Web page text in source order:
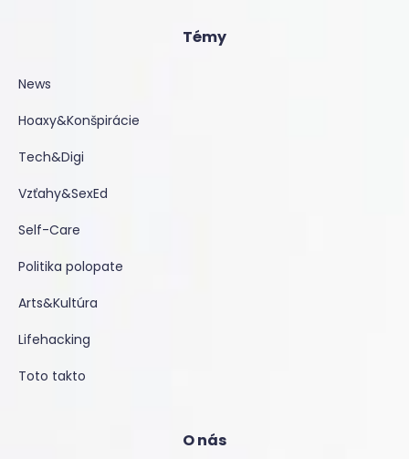
Témy
News
Hoaxy&Konšpirácie
Tech&Digi
Vzťahy&SexEd
Self-Care
Politika polopate
Arts&Kultúra
Lifehacking
Toto takto
O nás